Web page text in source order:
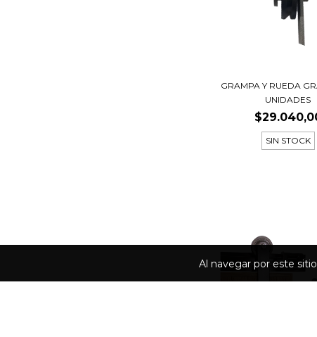
Al navegar por este sitio
GRAMPA Y RUEDA
UNIDADES
SIN STOCK